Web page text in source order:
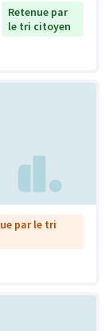
Retenue par
le tri citoyen
par le tri